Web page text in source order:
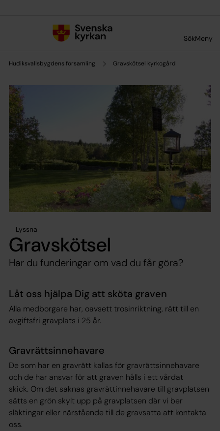
SökMeny
Hudiksvallsbygdens församling Gravskötsel kyrkogård
Lyssna
Gravskötsel
Har du funderingar om vad du får göra?
Låt oss hjälpa Dig att sköta graven
Alla medborgare har, oavsett trosinriktning, rätt till en
avgiftsfri gravplats i 25 år.
Gravrättsinnehavare
De som har en gravrätt kallas för gravrättsinnehavare
och de har ansvar för att graven hålls i ett vårdat
skick. Om det saknas gravrättinnehavare till gravplatsen
sätts en grön skylt upp på gravplatsen där vi ber
släktingar eller närstående till de gravsatta att kontakta
oss.